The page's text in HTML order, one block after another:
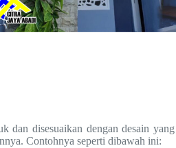
dan disesuaikan dengan desain
Contohnya seperti dibawah ini: